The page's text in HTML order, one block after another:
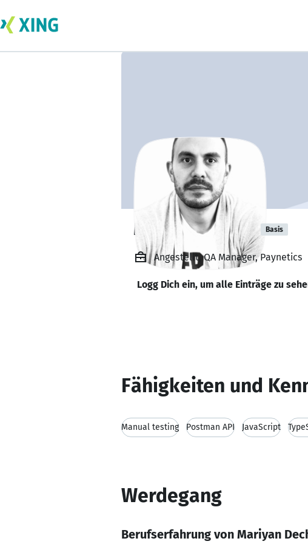
Mariyan Dechev Basis
Angestellt, QA Manager, Paynetics
Logg Dich ein, um alle Einträge zu
Fähigkeiten und
Manual testing Postman API JavaScript
Werdegang
Berufserfahrung von Mariyan